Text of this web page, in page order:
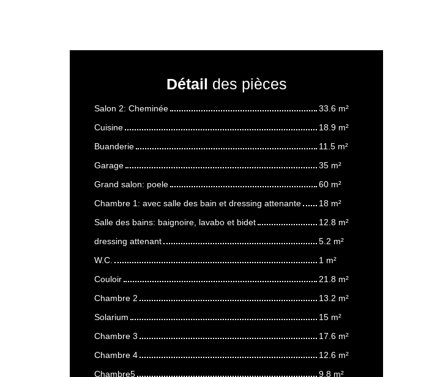
Détail des pièces
Salon 2: Cheminée
33.6 m²
Cuisine
18.9 m²
Buanderie
11.5 m²
Garage
35 m²
Grand salon: poele
60 m²
Chambre 1: avec salle des bain et dressing attenante
18 m²
Salle des bains: baignoire, lavabo et bidet
12.8 m²
dressing attenant
5.2 m²
W.C.
1 m²
Couloir
21.8 m²
Chambre 2
13.2 m²
Solarium
15 m²
Chambre 3
17.6 m²
Chambre 4
12.6 m²
Chambre5
9.8 m²